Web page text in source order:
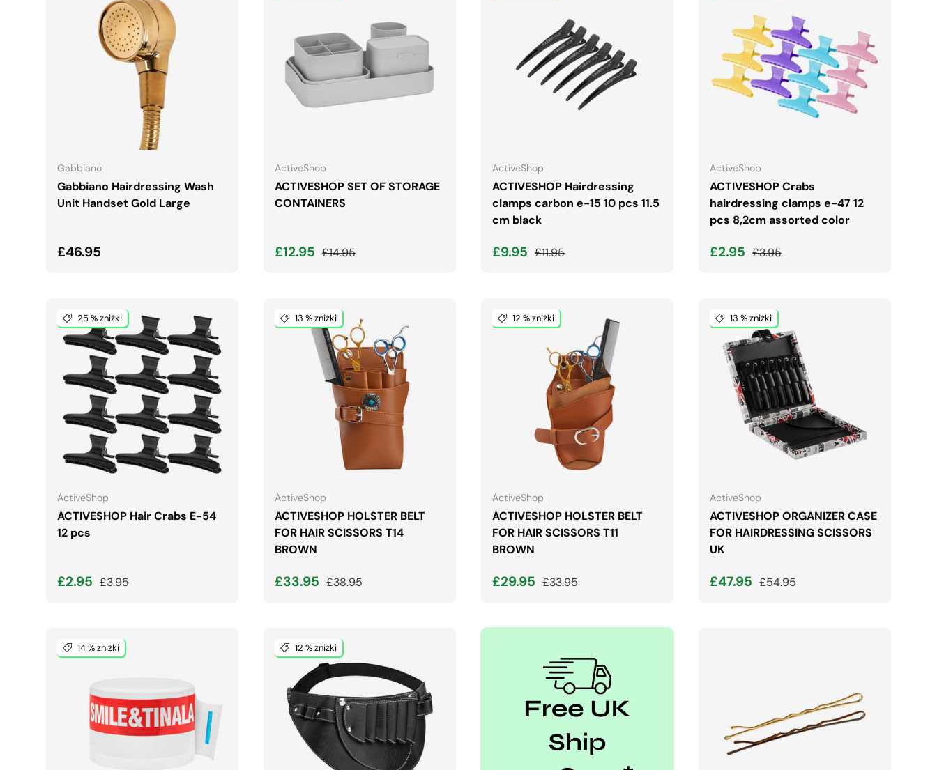
Gabbiano
Gabbiano Hairdressing Wash
Unit Handset Gold Large
Normalna cena
£46.95
DODAJ DO KOSZYKA
ActiveShop
ACTIVESHOP SET OF STORAGE
CONTAINERS
Cena wyprzedaży
£12.95 Normalna cena
£14.95
ActiveShop
ACTIVESHOP Hairdressing
clamps carbon e-15 10 pcs 11.5
cm black
Cena wyprzedaży
£9.95 Normalna cena
£11.95
ActiveShop
ACTIVESHOP Crabs
hairdressing clamps e-47 12
pcs 8,2cm assorted color
Cena wyprzedaży
£2.95 Normalna cena
£3.95
25 % zniżki
ActiveShop
ACTIVESHOP Hair Crabs E-54
12 pcs
Cena wyprzedaży
£2.95 Normalna cena
£3.95
DODAJ DO KOSZYKA
13 % zniżki
ActiveShop
ACTIVESHOP HOLSTER BELT
FOR HAIR SCISSORS T14
BROWN
Cena wyprzedaży
£33.95 Normalna cena
£38.95
DODAJ DO KOSZYKA
12 % zniżki
ActiveShop
ACTIVESHOP HOLSTER BELT
FOR HAIR SCISSORS T11
BROWN
Cena wyprzedaży
£29.95 Normalna cena
£33.95
DODAJ DO KOSZYKA
13 % zniżki
ActiveShop
ACTIVESHOP ORGANIZER CASE
FOR HAIRDRESSING SCISSORS
UK
Cena wyprzedaży
£47.95 Normalna cena
£54.95
14 % zniżki 12 % zniżki